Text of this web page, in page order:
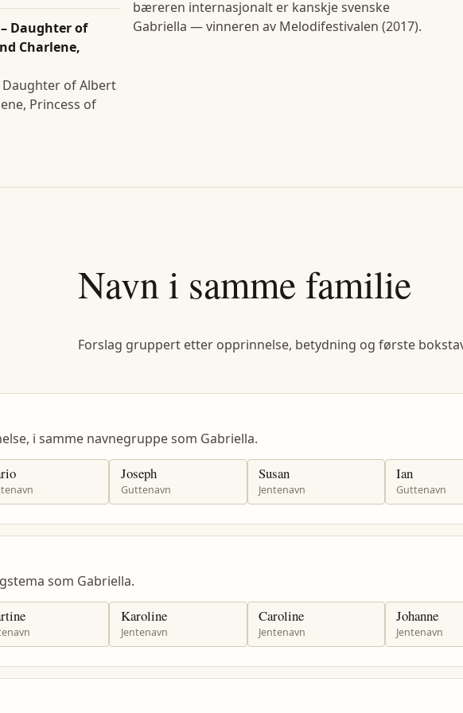
Daughter of
Charlene,
Daughter of Albert
Princess of
bæreren internasjonalt er kanskje svenske
Gabriella — vinneren av Melodifestivalen (2017).
Navn i samme familie
Forslag gruppert etter opprinnelse, betydning og første
i samme navnegruppe som Gabriella.
Joseph
Guttenavn
Susan
Jentenavn
Ian
Guttenavn
som Gabriella.
Karoline
Jentenavn
Caroline
Jentenavn
Johanne
Jentenavn